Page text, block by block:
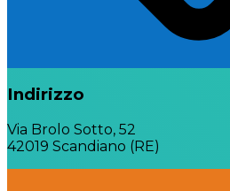
Indirizzo
Via Brolo Sotto, 52
42019 Scandiano (RE)